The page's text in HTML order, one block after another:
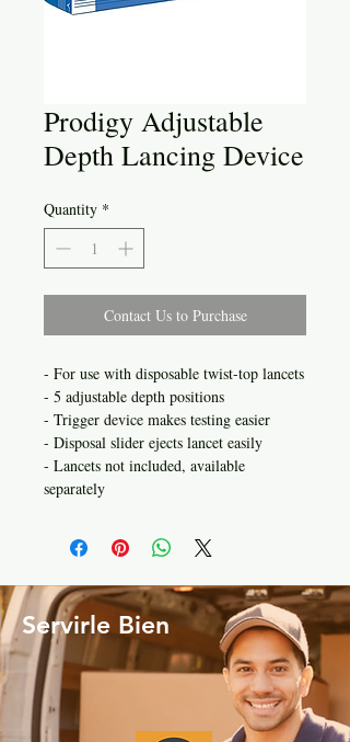
Prodigy Adjustable
Depth Lancing Device
Quantity *
Contact Us to Purchase
- For use with disposable twist-top lancets
- 5 adjustable depth positions
- Trigger device makes testing easier
- Disposal slider ejects lancet easily
- Lancets not included, available
separately
Servirle Bien